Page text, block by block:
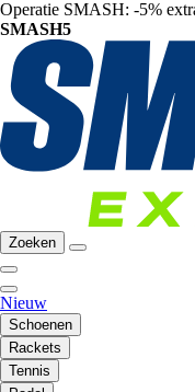
Operatie SMASH: -5%
SMASH5
Zoeken
Nieuw
Schoenen
Rackets
Tennis